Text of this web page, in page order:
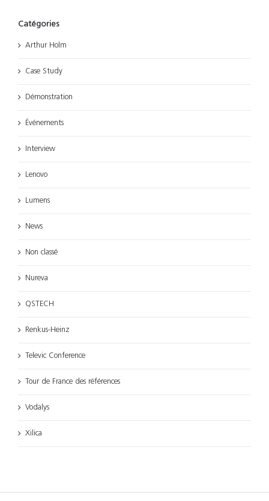
Catégories
Arthur Holm
Case Study
Démonstration
Événements
Interview
Lenovo
Lumens
News
Non classé
Nureva
QSTECH
Renkus-Heinz
Televic Conference
Tour de France des références
Vodalys
Xilica